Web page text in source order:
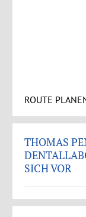
ROUTE
THOMAS
ICH VOR